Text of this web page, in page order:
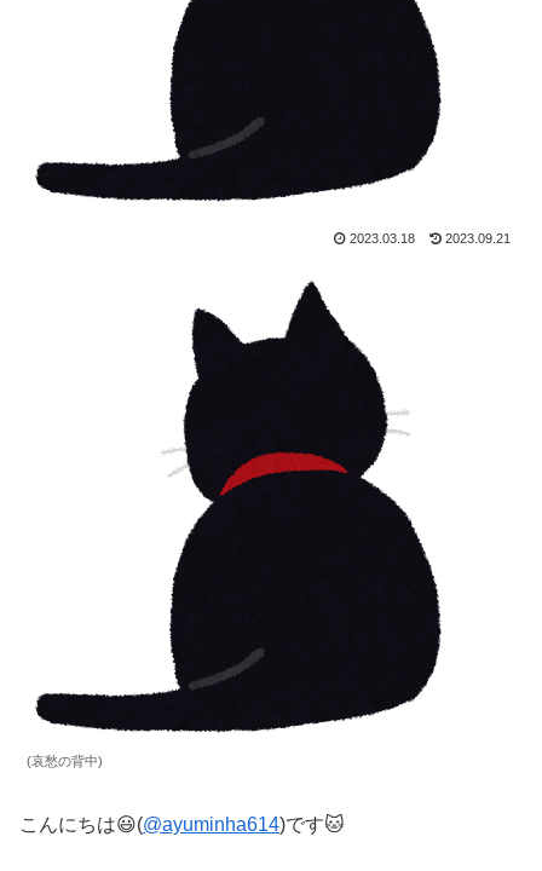
2023.03.18 2023.09.21
(哀愁の背中)
こんにちは😃(@ayuminha614)です🐱